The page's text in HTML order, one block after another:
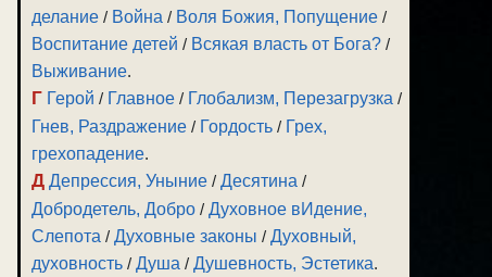
делание / Война / Воля Божия, Попущение /
Воспитание детей / Всякая власть от Бога? /
Выживание.
Г Герой / Главное / Глобализм, Перезагрузка /
Гнев, Раздражение / Гордость / Грех,
грехопадение.
Д Депрессия, Уныние /Десятина /
Добродетель, Добро /Духовное вИдение,
Слепота /Духовные законы /Духовный,
духовность /Душа /Душевность, Эстетика.